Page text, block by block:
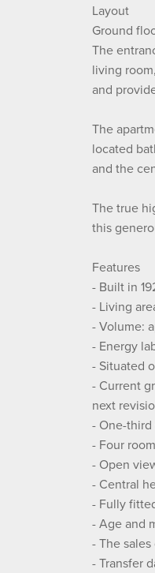
Layout
Ground
The
living
and
The
located
and the
The true
this
Features
- Built in
- Living
- Volume:
- Energy
- Situated
- Current
next
- One-
- Four
- Open
- Central
- Fully
- Age and
- The
- Transfer